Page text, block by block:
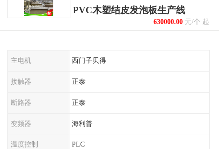
PVC木塑结皮发泡板生产线
630000.00元/个 起
主电机 西门子贝得
接触器 正泰
断路器 正泰
变频器 海利普
温度控制 PLC